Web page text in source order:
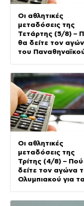
Οι αθλητικές
μεταδόσεις της
Τετάρτης (5/8) –
θα δείτε τον
του
Οι αθλητικές
μεταδόσεις της
Τρίτης (4/8) –
δείτε τον αγώνα
Ολυμπιακού για τα